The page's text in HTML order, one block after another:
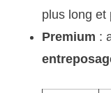
plus long et
Premium :